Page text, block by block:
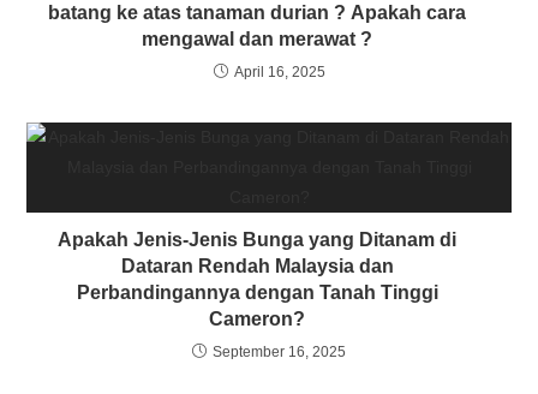
batang ke atas tanaman durian ? Apakah cara
mengawal dan merawat ?
April 16, 2025
Apakah Jenis-Jenis Bunga yang Ditanam di
Dataran Rendah Malaysia dan
Perbandingannya dengan Tanah Tinggi
Cameron?
September 16, 2025